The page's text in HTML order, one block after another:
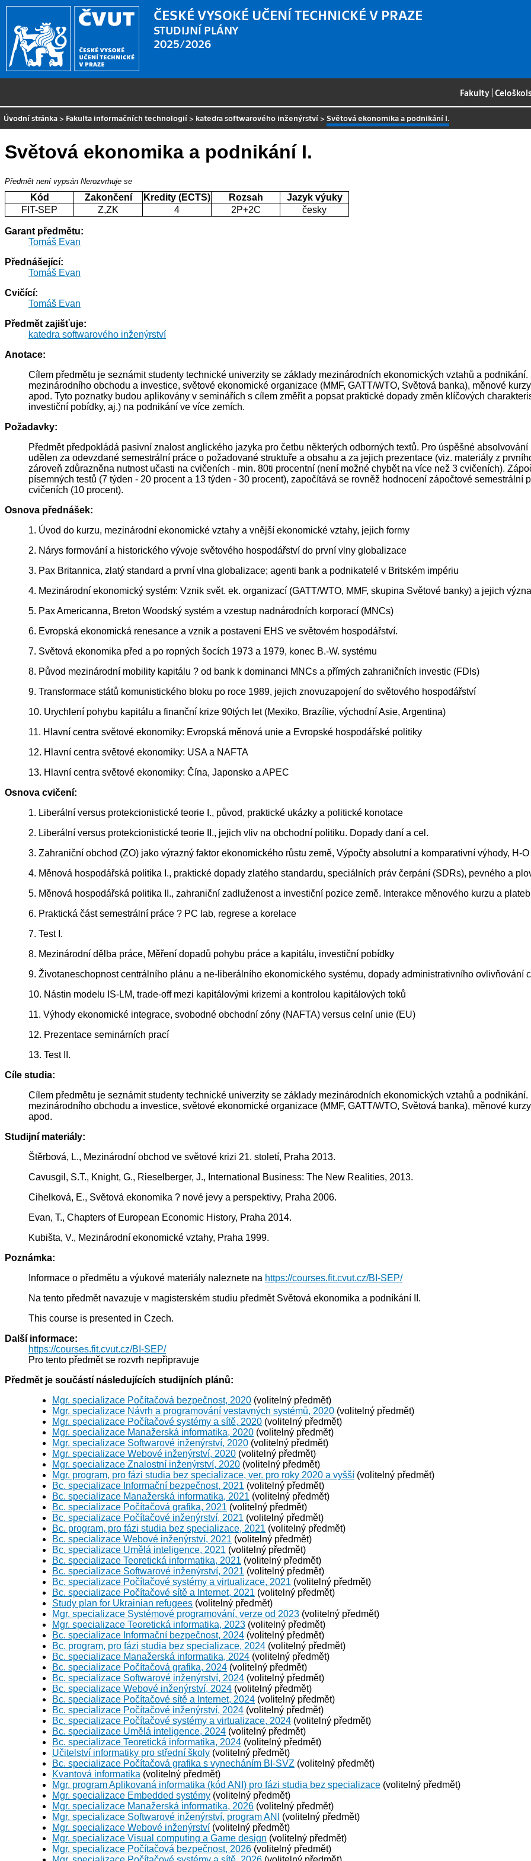
ČESKÉ VYSOKÉ UČENÍ TECHNICKÉ V PRAZE
STUDIJNÍ PLÁNY
2025/2026
Fakulty |
Úvodní stránka > Fakulta informačních technologií > katedra softwarového inženýrství >Světová ekonomika a podnikání I.
Světová ekonomika a podnikání I.
Předmět není vypsán Nerozvrhuje se
Kód Zakončení Kredity (ECTS) Rozsah
Jazyk výuky
FIT-SEP
Z,ZK 4 2P+2C česky
Garant předmětu:
Tomáš Evan
Přednášející:
Tomáš Evan
Cvičící:
Tomáš Evan
Předmět zajišťuje:
katedra softwarového inženýrství
Anotace:
Cílem předmětu je seznámit studenty technické univerzity se základy mezinárodních ekonomických vztahů a
mezinárodního obchodu a investice, světové ekonomické organizace (MMF, GATT/WTO, Světová banka), měnové
apod. Tyto poznatky budou aplikovány v seminářích s cílem změřit a popsat praktické dopady změn klíčových
investiční pobídky, aj.) na podnikání ve více zemích.
Požadavky:
Předmět předpokládá pasivní znalost anglického jazyka pro četbu některých odborných textů. Pro úspěšné
udělen za odevzdané semestrální práce o požadované struktuře a obsahu a za jejich prezentace (viz. materiály z
zároveň zdůrazněna nutnost učasti na cvičeních - min. 80ti procentní (není možné chybět na více než 3 cvičeních).
písemných testů (7 týden - 20 procent a 13 týden - 30 procent), započítává se rovněž hodnocení zápočtové semestrální
cvičeních (10 procent).
Osnova přednášek:
1. Úvod do kurzu, mezinárodní ekonomické vztahy a vnější ekonomické vztahy, jejich formy
2. Nárys formování a historického vývoje světového hospodářství do první vlny globalizace
3. Pax Britannica, zlatý standard a první vlna globalizace; agenti bank a podnikatelé v Britském impériu
4. Mezinárodní ekonomický systém: Vznik svět. ek. organizací (GATT/WTO, MMF, skupina Světové banky) a jejich
5. Pax Americanna, Breton Woodský systém a vzestup nadnárodních korporací (MNCs)
6. Evropská ekonomická renesance a vznik a postaveni EHS ve světovém hospodářství.
7. Světová ekonomika před a po ropných šocích 1973 a 1979, konec B.-W. systému
8. Původ mezinárodní mobility kapitálu ? od bank k dominanci MNCs a přímých zahraničních investic (FDIs)
9. Transformace států komunistického bloku po roce 1989, jejich znovuzapojení do světového hospodářství
10. Urychlení pohybu kapitálu a finanční krize 90tých let (Mexiko, Brazílie, východní Asie, Argentina)
11. Hlavní centra světové ekonomiky: Evropská měnová unie a Evropské hospodářské politiky
12. Hlavní centra světové ekonomiky: USA a NAFTA
13. Hlavní centra světové ekonomiky: Čína, Japonsko a APEC
Osnova cvičení:
1. Liberální versus protekcionistické teorie I., původ, praktické ukázky a politické konotace
2. Liberální versus protekcionistické teorie II., jejich vliv na obchodní politiku. Dopady daní a cel.
3. Zahraniční obchod (ZO) jako výrazný faktor ekonomického růstu země, Výpočty absolutní a komparativní výhody, H-
4. Měnová hospodářská politika I., praktické dopady zlatého standardu, speciálních práv čerpání (SDRs), pevného a
5. Měnová hospodářská politika II., zahraniční zadluženost a investiční pozice země. Interakce měnového kurzu a
6. Praktická část semestrální práce ? PC lab, regrese a korelace
7. Test I.
8. Mezinárodní dělba práce, Měření dopadů pohybu práce a kapitálu, investiční pobídky
9. Životaneschopnost centrálního plánu a ne-liberálního ekonomického systému, dopady administrativního ovlivňování
10. Nástin modelu IS-LM, trade-off mezi kapitálovými krizemi a kontrolou kapitálových toků
11. Výhody ekonomické integrace, svobodné obchodní zóny (NAFTA) versus celní unie (EU)
12. Prezentace seminárních prací
13. Test II.
Cíle studia:
Cílem předmětu je seznámit studenty technické univerzity se základy mezinárodních ekonomických vztahů a
mezinárodního obchodu a investice, světové ekonomické organizace (MMF, GATT/WTO, Světová banka), měnové
apod.
Studijní materiály:
Štěrbová, L., Mezinárodní obchod ve světové krizi 21. století, Praha 2013.
Cavusgil, S.T., Knight, G., Rieselberger, J., International Business: The New Realities, 2013.
Cihelková, E., Světová ekonomika ? nové jevy a perspektivy, Praha 2006.
Evan, T., Chapters of European Economic History, Praha 2014.
Kubišta, V., Mezinárodní ekonomické vztahy, Praha 1999.
Poznámka:
Informace o předmětu a výukové materiály naleznete na https://courses.fit.cvut.cz/BI-SEP/
Na tento předmět navazuje v magisterském studiu předmět Světová ekonomika a podníkání II.
This course is presented in Czech.
Další informace:
https://courses.fit.cvut.cz/BI-SEP/
Pro tento předmět se rozvrh nepřipravuje
Předmět je součástí následujících studijních plánů:
Mgr. specializace Počítačová bezpečnost, 2020 (volitelný předmět)
Mgr. specializace Návrh a programování vestavných systémů, 2020 (volitelný předmět)
Mgr. specializace Počítačové systémy a sítě, 2020 (volitelný předmět)
Mgr. specializace Manažerská informatika, 2020 (volitelný předmět)
Mgr. specializace Softwarové inženýrství, 2020 (volitelný předmět)
Mgr. specializace Webové inženýrství, 2020 (volitelný předmět)
Mgr. specializace Znalostní inženýrství, 2020 (volitelný předmět)
Mgr. program, pro fázi studia bez specializace, ver. pro roky 2020 a vyšší (volitelný předmět)
Bc. specializace Informační bezpečnost, 2021 (volitelný předmět)
Bc. specializace Manažerská informatika, 2021 (volitelný předmět)
Bc. specializace Počítačová grafika, 2021 (volitelný předmět)
Bc. specializace Počítačové inženýrství, 2021 (volitelný předmět)
Bc. program, pro fázi studia bez specializace, 2021 (volitelný předmět)
Bc. specializace Webové inženýrství, 2021 (volitelný předmět)
Bc. specializace Umělá inteligence, 2021 (volitelný předmět)
Bc. specializace Teoretická informatika, 2021 (volitelný předmět)
Bc. specializace Softwarové inženýrství, 2021 (volitelný předmět)
Bc. specializace Počítačové systémy a virtualizace, 2021 (volitelný předmět)
Bc. specializace Počítačové sítě a Internet, 2021 (volitelný předmět)
Study plan for Ukrainian refugees (volitelný předmět)
Mgr. specializace Systémové programování, verze od 2023 (volitelný předmět)
Mgr. specializace Teoretická informatika, 2023 (volitelný předmět)
Bc. specializace Informační bezpečnost, 2024 (volitelný předmět)
Bc. program, pro fázi studia bez specializace, 2024 (volitelný předmět)
Bc. specializace Manažerská informatika, 2024 (volitelný předmět)
Bc. specializace Počítačová grafika, 2024 (volitelný předmět)
Bc. specializace Softwarové inženýrství, 2024 (volitelný předmět)
Bc. specializace Webové inženýrství, 2024 (volitelný předmět)
Bc. specializace Počítačové sítě a Internet, 2024 (volitelný předmět)
Bc. specializace Počítačové inženýrství, 2024 (volitelný předmět)
Bc. specializace Počítačové systémy a virtualizace, 2024 (volitelný předmět)
Bc. specializace Umělá inteligence, 2024 (volitelný předmět)
Bc. specializace Teoretická informatika, 2024 (volitelný předmět)
Učitelství informatiky pro střední školy (volitelný předmět)
Bc. specializace Počítačová grafika s vynecháním BI-SVZ (volitelný předmět)
Kvantová informatika (volitelný předmět)
Mgr. program Aplikovaná informatika (kód ANI) pro fázi studia bez specializace (volitelný předmět)
Mgr. specializace Embedded systémy (volitelný předmět)
Mgr. specializace Manažerská informatika, 2026 (volitelný předmět)
Mgr. specializace Softwarové inženýrství, program ANI
(volitelný předmět)
Mgr. specializace Webové inženýrství (volitelný předmět)
Mgr. specializace Visual computing a Game design (volitelný předmět)
Mgr. specializace Počítačová bezpečnost, 2026 (volitelný předmět)